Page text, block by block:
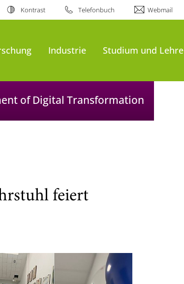
Kontrast Telefonbuch Webmail
Industrie Studium und Lehre
of Digital Transformation
feiert